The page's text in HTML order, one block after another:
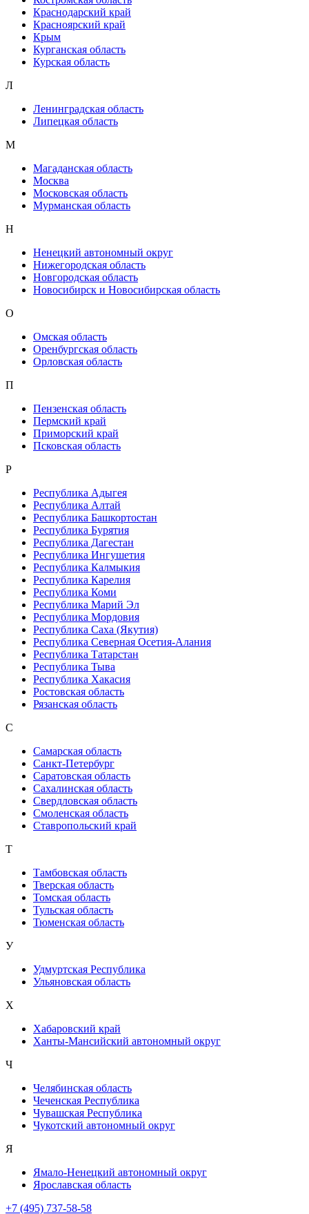
Краснодарский край
Красноярский край
Крым
Курганская область
Курская область
Л
Ленинградская область
Липецкая область
М
Магаданская область
Москва
Московская область
Мурманская область
Н
Ненецкий автономный округ
Нижегородская область
Новгородская область
Новосибирск и Новосибирская область
О
Омская область
Оренбургская область
Орловская область
П
Пензенская область
Пермский край
Приморский край
Псковская область
Р
Республика Адыгея
Республика Алтай
Республика Башкортостан
Республика Бурятия
Республика Дагестан
Республика Ингушетия
Республика Калмыкия
Республика Карелия
Республика Коми
Республика Марий Эл
Республика Мордовия
Республика Саха (Якутия)
Республика Северная Осетия-Алания
Республика Татарстан
Республика Тыва
Республика Хакасия
Ростовская область
Рязанская область
С
Самарская область
Санкт-Петербург
Саратовская область
Сахалинская область
Свердловская область
Смоленская область
Ставропольский край
Т
Тамбовская область
Тверская область
Томская область
Тульская область
Тюменская область
У
Удмуртская Республика
Ульяновская область
Х
Хабаровский край
Ханты-Мансийский автономный округ
Ч
Челябинская область
Чеченская Республика
Чувашская Республика
Чукотский автономный округ
Я
Ямало-Ненецкий автономный округ
Ярославская область
+7 (495) 737-58-58